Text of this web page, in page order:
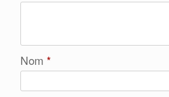
Nom *